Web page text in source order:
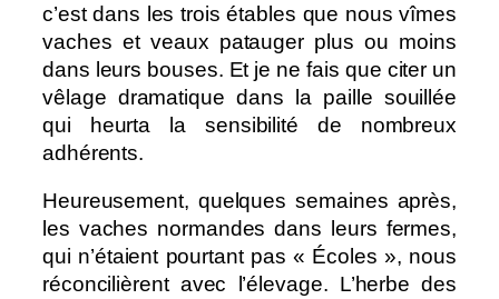
c’est dans les trois étables que nous vîmes
vaches et veaux patauger plus ou moins
dans leurs bouses. Et je ne fais que citer un
vêlage dramatique dans la paille souillée
qui heurta la sensibilité de nombreux
adhérents.
Heureusement, quelques semaines après,
les vaches normandes dans leurs fermes,
qui n’étaient pourtant pas « Écoles », nous
réconcilièrent avec l’élevage. L’herbe des